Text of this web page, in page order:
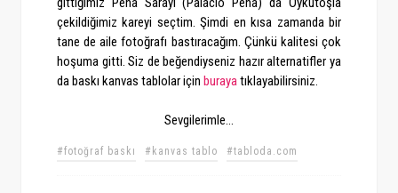
çekildiğimiz kareyi seçtim. Şimdi en kısa zamanda bir
tane de aile fotoğrafı bastıracağım. Çünkü kalitesi çok
hoşuma gitti. Siz de beğendiyseniz hazır alternatifler ya
da baskı kanvas tablolar için burayatıklayabilirsiniz.
Sevgilerimle...
#fotoğraf baskı #kanvas tablo #tabloda.com